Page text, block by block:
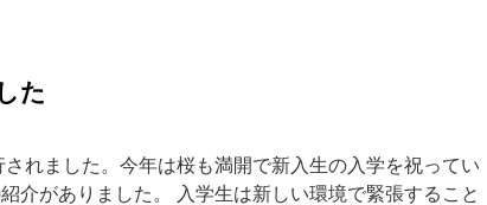
た
れました。今年は桜も満開で新入生の入学を祝ってい
介がありました。 入学生は新しい環境で緊張すること